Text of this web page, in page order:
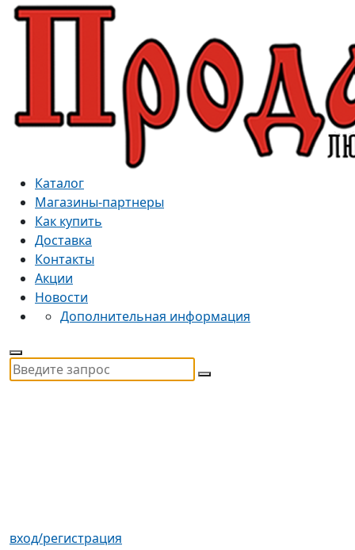
Каталог
Магазины-партнеры
Как купить
Доставка
Контакты
Акции
Новости
Дополнительная информация
вход/регистрация